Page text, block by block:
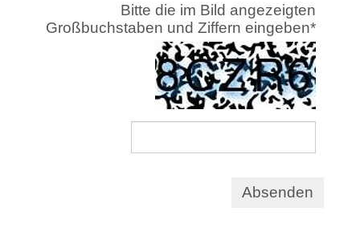
Bitte die im Bild angezeigten
Großbuchstaben und Ziffern eingeben*
Absenden